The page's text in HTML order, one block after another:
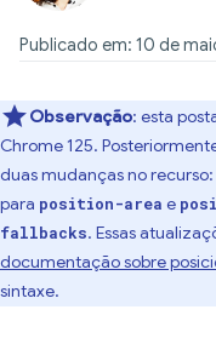
Publicado em: 10 de
Observação: esta
Chrome 125.
duas mudanças no
para position-area e
fallbacks. Essas
documentação sobre
sintaxe.